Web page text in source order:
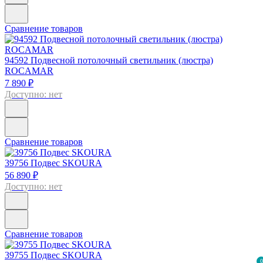
0
Сравнение товаров
94592 Подвесной потолочный светильник (люстра)
ROCAMAR
7 890 ₽
Доступно: нет
Сравнение товаров
39756 Подвес SKOURA
56 890 ₽
Доступно: нет
Сравнение товаров
39755 Подвес SKOURA